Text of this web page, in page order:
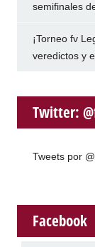
semifinales
¡Torneo fv
veredictos y
Twitter:
Tweets por
Facebook